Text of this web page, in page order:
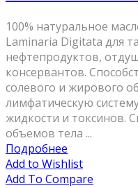
100% натуральное
Laminaria Digitata для
нефтепродуктов,
консервантов.
солевого и жирового
лимфатическую
жидкости и токсинов.
объемов тела ...
Подробнее
Add to Wishlist
Add To Compare